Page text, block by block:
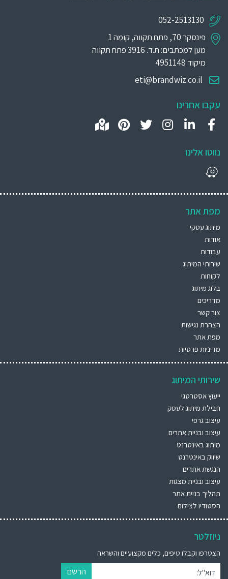
052-2513130
פינסקר 70, פתח תקווה, קומה 1
מען למכתבים: ת.ד. 3916 פתח תקווה
מיקוד 4951148
eti@brandwiz.co.il
עקבו אחרינו
נווטו אלינו
מפת אתר
מיתוג עסקי
אודות
עבודות
שירותי המיתוג
לקוחות
בלוג מיתוג
מדריכים
צור קשר
הצהרת נגישות
מפת אתר
מדיניות פרטיות
שירותי המיתוג
ייעוץ אסטרטגי
חבילת מיתוג לעסק
עיצוב גרפי
עיצוב ובניית אתרים
מיתוג באינטרנט
שיווק באינטרנט
הנגשת אתרים
עיצוב ובניית מצגות
תהליך בניית אתר
הסטודיו לצילום
ניוזלטר
הצטרפו וקבלו טיפים, כלים מקצועיים והשראה
דוא"ל: הרשם